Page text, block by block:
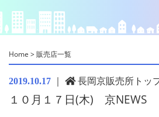
Home >販売店一覧
2019.10.17 ｜ 長岡京販売所トッ
１０月１７日(木) 京NEWS